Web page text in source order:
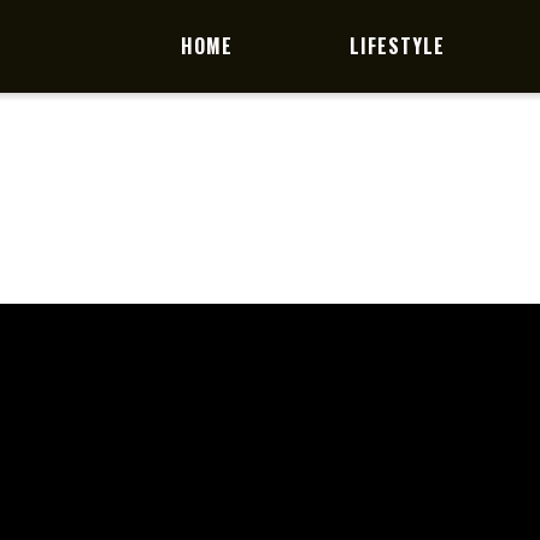
HOME LIFESTYLE